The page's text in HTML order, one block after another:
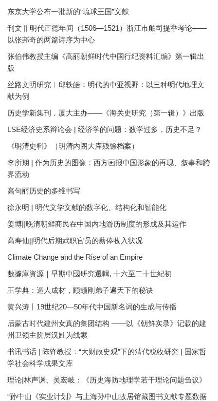
东京大学公布一批新的“琉球王国”文献
刊文 || 明代正德年间（1506—1521）浙江市舶司提举考论——
以张邦奇的两篇诗序为中心
张伯伟教授主编《高丽朝鲜时代中国行纪资料汇编》第一辑出
版
丝路文明研究︱邱轶皓：明代的中亚视野：以三种明代地理文
献为例
历史学新集刊，厦大主办——《海关史研究（第一辑）》出版
LSE经济史系辩论会 | 经济学的问题：数学过多，历史不足？
《明清史料》（明清内阁大库残馀档案）
李所期 | 作为历史的图像：西方画报中国形象的再现、叙事和跨
界流动
高句丽历史的多维书写
徐永明 | 明代文学文献的数字化、结构化和智能化
姜博||晚清朝鲜商民在中国内地游历制度的形成及其运作
高寿仙||明代后期武职官员的薪俸收入状况
Climate Change and the Rise of an Empire
數據庫資源｜早期中國研究選輯, 十六至二十世紀初
王学典：逼人成材，顾颉刚弟子遍天下的秘诀
黄兴涛丨19世纪20—50年代中国新名词的生成与传播
后蒙古时代建州女真的集团结构 ——以《朝鲜实录》记载的建
州卫领主阶层汉姓为线索
书讯书话 | 陈锋教授：“大财政史观”下的清代税收研究 | 国家哲
学社会科学成果文库
理论|林声渊、吴宏岐：《历史海防地理学若干理论问题刍议》
“孙中山《实业计划》与上海孙中山故居馆藏图书文献专题数据